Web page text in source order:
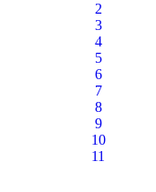
2
3
4
5
6
7
8
9
10
11